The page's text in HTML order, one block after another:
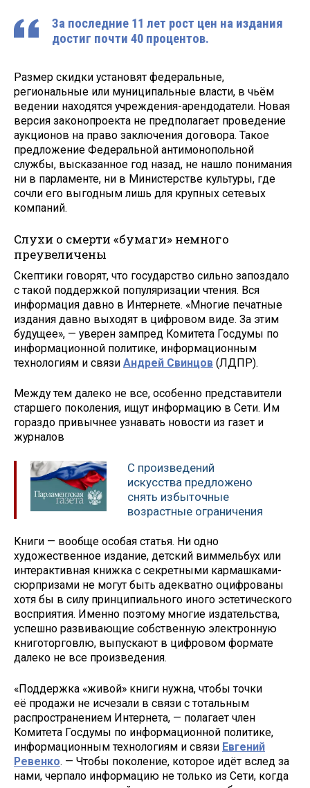
За последние 11 лет рост цен на издания
достиг почти 40 процентов.
Размер скидки установят федеральные,
региональные или муниципальные власти, в чьём
ведении находятся учреждения-арендодатели. Новая
версия законопроекта не предполагает проведение
аукционов на право заключения договора. Такое
предложение Федеральной антимонопольной
службы, высказанное год назад, не нашло понимания
ни в парламенте, ни в Министерстве культуры, где
сочли его выгодным лишь для крупных сетевых
компаний.
Слухи о смерти «бумаги» немного
преувеличены
Скептики говорят, что государство сильно запоздало
с такой поддержкой популяризации чтения. Вся
информация давно в Интернете. «Многие печатные
издания давно выходят в цифровом виде. За этим
будущее», — уверен зампред Комитета Госдумы по
информационной политике, информационным
технологиям и связи Андрей Свинцов (ЛДПР).
Между тем далеко не все, особенно представители
старшего поколения, ищут информацию в Сети. Им
гораздо привычнее узнавать новости из газет и
журналов
С произведений
искусства предложено
снять избыточные
возрастные ограничения
Книги — вообще особая статья. Ни одно
художественное издание, детский виммельбух или
интерактивная книжка с секретными кармашками-
сюрпризами не могут быть адекватно оцифрованы
хотя бы в силу принципиального иного эстетического
восприятия. Именно поэтому многие издательства,
успешно развивающие собственную электронную
книготорговлю, выпускают в цифровом формате
далеко не все произведения.
«Поддержка «живой» книги нужна, чтобы точки
её продажи не исчезали в связи с тотальным
распространением Интернета, — полагает член
Комитета Госдумы по информационной политике,
информационным технологиям и связи Евгений
Ревенко. — Чтобы поколение, которое идёт вслед за
нами, черпало информацию не только из Сети, когда